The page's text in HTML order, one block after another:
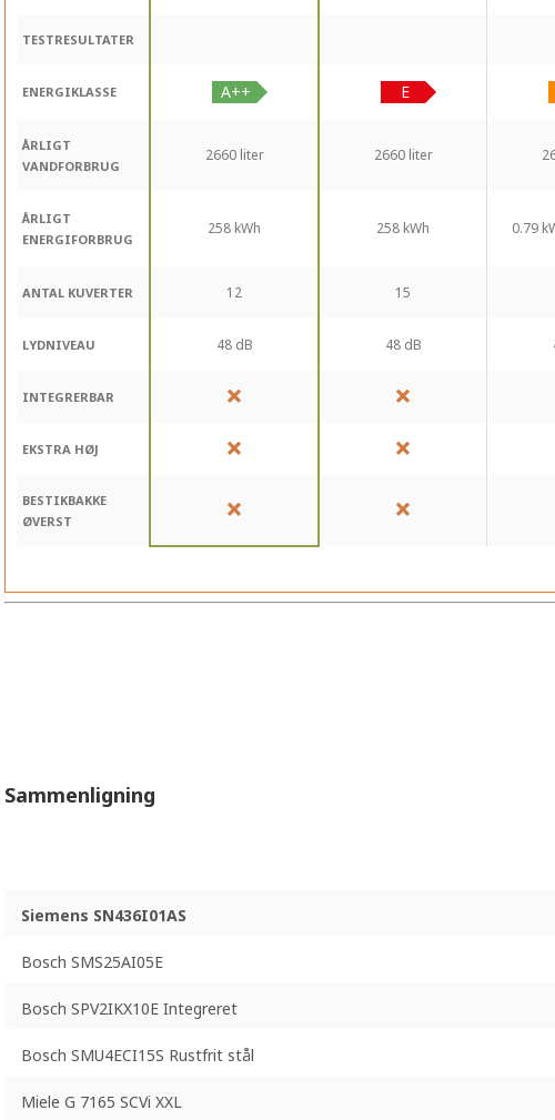
TESTRESULTATER
ENERGIKLASSE
ÅRLIGT
VANDFORBRUG
2660 liter 2660 liter
ÅRLIGT
ENERGIFORBRUG
258 kWh 258 kWh 0.79
ANTAL KUVERTER 12 15
LYDNIVEAU 48 dB 48 dB
INTEGRERBAR
EKSTRA HØJ
BESTIKBAKKE
ØVERST
Sammenligning
Siemens SN436I01AS
Bosch SMS25AI05E
Bosch SPV2IKX10E Integreret
Bosch SMU4ECI15S Rustfrit stål
Miele G 7165 SCVi XXL